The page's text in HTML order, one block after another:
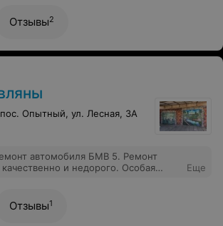
насчитали 450 000 аргументируя
т.к все прикорело, в итоге дал 300
ни ногой!
Отзывы2
Опытный, ул. Лесная, 3А
автомобиля БМВ 5. Ремонт
и недорого. Особая
к своему делу. Стоимостью за
удивлена. Рекомендую.
Еще
Отзывы1